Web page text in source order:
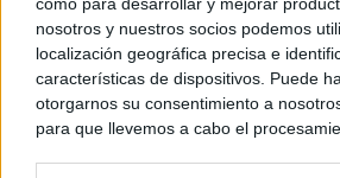
nosotros y nuestros socios podemos
localización geográfica precisa e
características de dispositivos. Puede
otorgarnos su consentimiento a
para que llevemos a cabo el